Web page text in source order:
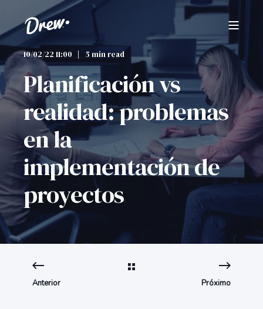
10/02/22 11:00 5 min read
Planificación vs
realidad: problemas
en la
implementación de
proyectos
Anterior Próximo